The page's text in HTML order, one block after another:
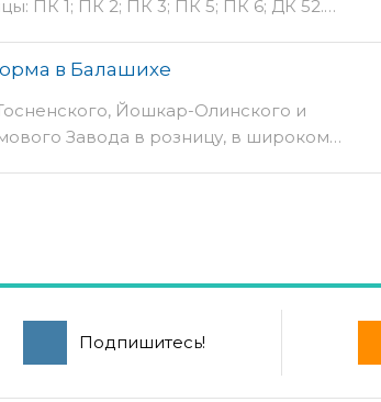
ПК 1; ПК 2; ПК 3; ПК 5; ПК 6; ДК 52.…
в Балашихе
Йошкар-Олинского и
Завода в розницу, в широком…
Подпишитесь!